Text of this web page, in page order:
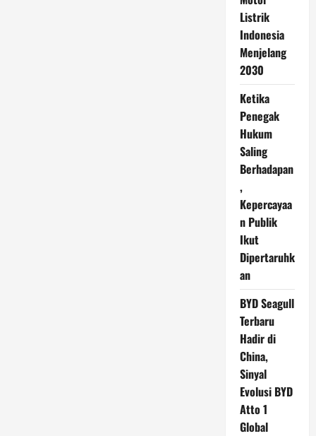
Listrik
Indonesia
Menjelang
2030
Ketika
Penegak
Hukum
Saling
Berhadapan
,
Kepercayaa
n Publik
Ikut
Dipertaruhk
an
BYD Seagull
Terbaru
Hadir di
China,
Sinyal
Evolusi BYD
Atto 1
Global